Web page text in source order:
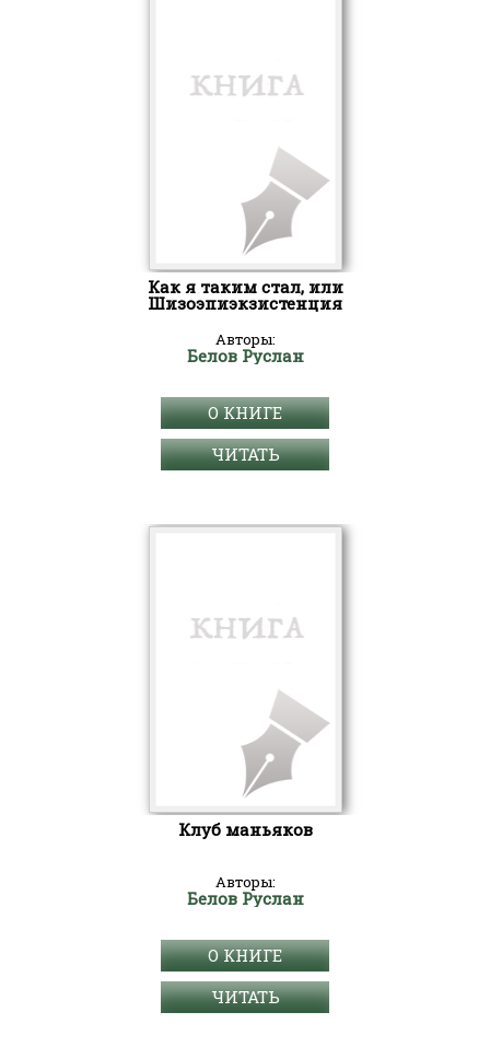
Как я таким стал, или
Шизоэпиэкзистенция
Авторы:
Белов Руслан
О КНИГЕ
ЧИТАТЬ
Клуб маньяков
Авторы:
Белов Руслан
О КНИГЕ
ЧИТАТЬ